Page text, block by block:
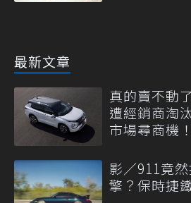
最新文章
真的賣不動
遭經銷商淘
市場尋商機！
影／911竟
擎？保時捷